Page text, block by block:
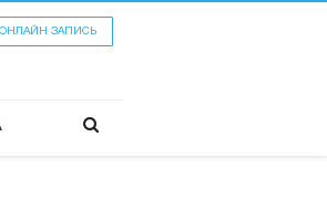
ОНЛАЙН ЗАПИСЬ